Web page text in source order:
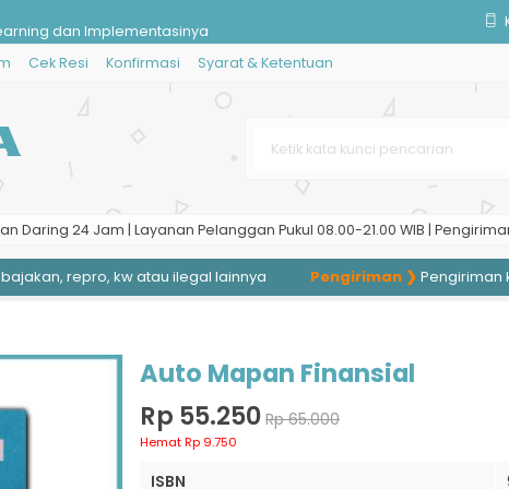
untuk SMK Kelas X, Kompe
Nyata Bertemu Pocong
Radioaktif PLTN
Studi Manajemen Operasi Ind
Hukum dalam Pengadaan
Ditempa oleh Budaya Aceh
Cek Resi Konfirmasi Syarat & Ketentuan
Daring 24 Jam | Layanan Pelanggan Pukul 08.00-21.00 WIB |
repro, kw atau ilegal lainnya Pengiriman ❯Pengiriman ke
Auto Mapan Finansial
Rp 55.250 Rp 65.000
Hemat Rp 9.750
ISBN